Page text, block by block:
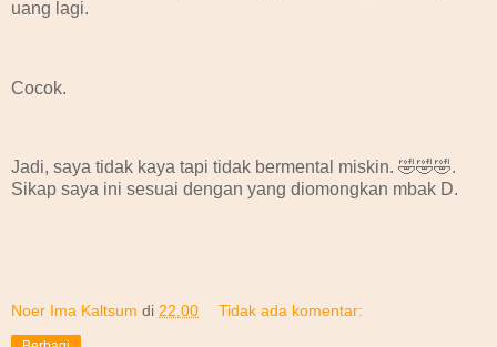
uang lagi.
Cocok.
Jadi, saya tidak kaya tapi tidak bermental miskin. 🤣🤣🤣.
Sikap saya ini sesuai dengan yang diomongkan mbak D.
Noer Ima Kaltsum di 22.00 Tidak ada komentar: